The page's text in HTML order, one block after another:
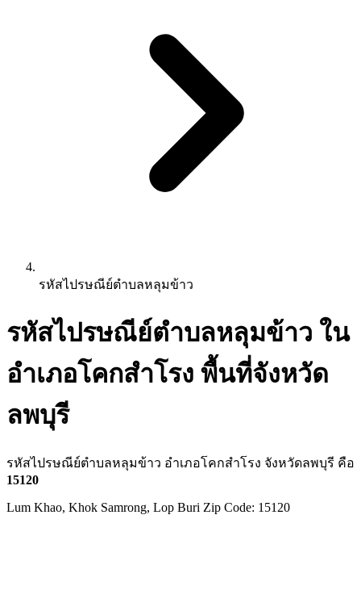
รหัสไปรษณีย์ตำบลหลุมข้าว
รหัสไปรษณีย์ตำบลหลุมข้าว ใน
อำเภอโคกสำโรง พื้นที่จังหวัด
ลพบุรี
รหัสไปรษณีย์ตำบลหลุมข้าว อำเภอโคกสำโรง จังหวัดลพบุรี คือ
15120
Lum Khao, Khok Samrong, Lop Buri Zip Code: 15120